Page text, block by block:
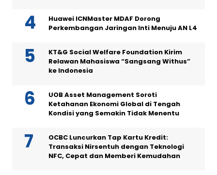
Huawei ICNMaster MDAF Dorong
Perkembangan Jaringan Inti Menuju AN L4
KT&G Social Welfare Foundation Kirim
Relawan Mahasiswa “Sangsang Withus”
ke Indonesia
UOB Asset Management Soroti
Ketahanan Ekonomi Global di Tengah
Kondisi yang Semakin Tidak Menentu
OCBC Luncurkan Tap Kartu Kredit:
Transaksi Nirsentuh dengan Teknologi
NFC, Cepat dan Memberi Kemudahan